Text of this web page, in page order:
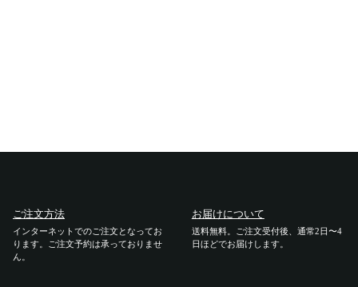
ギフト用ラッピング
よくあるご質問・お問い合わせ
ご注文方法
インターネットでのご注文となってお
ります。ご注文予約は承っておりませ
ん。
お届けについて
送料無料。ご注文受付後、通常2日〜4
日ほどでお届けします。